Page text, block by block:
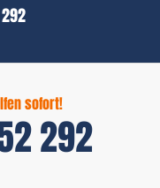
sofort!
292